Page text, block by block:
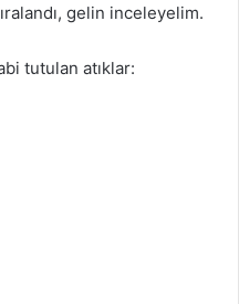
gelin inceleyelim.
tutulan atıklar: